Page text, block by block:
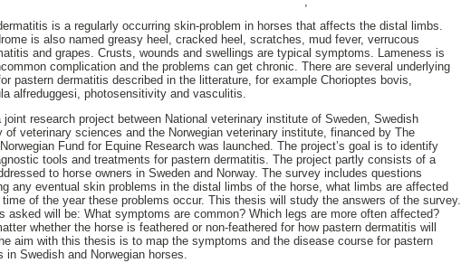
is a regularly occurring skin-problem in horses that affects the distal limbs.
is also named greasy heel, cracked heel, scratches, mud fever, verrucous
and grapes. Crusts, wounds and swellings are typical symptoms. Lameness is
complication and the problems can get chronic. There are several underlying
pastern dermatitis described in the litterature, for example Chorioptes bovis,
alfreduggesi, photosensitivity and vasculitis.
joint research project between National veterinary institute of Sweden, Swedish
of veterinary sciences and the Norwegian veterinary institute, financed by The
Fund for Equine Research was launched. The project’s goal is to identify
tools and treatments for pastern dermatitis. The project partly consists of a
to horse owners in Sweden and Norway. The survey includes questions
any eventual skin problems in the distal limbs of the horse, what limbs are affected
time of the year these problems occur. This thesis will study the answers of the survey.
asked will be: What symptoms are common? Which legs are more often affected?
whether the horse is feathered or non-feathered for how pastern dermatitis will
aim with this thesis is to map the symptoms and the disease course for pastern
in Swedish and Norwegian horses.